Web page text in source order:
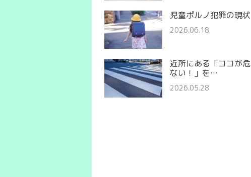
児童ポルノ犯罪の現状
2026.06.18
近所にある「ココが危
ない！」を…
2026.05.28